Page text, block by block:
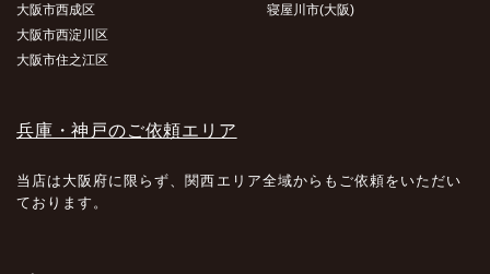
大阪市西成区
大阪市西淀川区
大阪市住之江区
寝屋川市(大阪)
兵庫・神戸のご依頼エリア
当店は大阪府に限らず、関西エリア全域からもご依頼をいただい
ております。